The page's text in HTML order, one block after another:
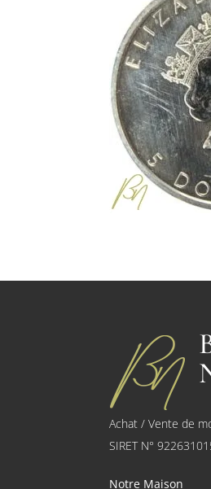
Achat / Vente de
SIRET N°
Notre Maison